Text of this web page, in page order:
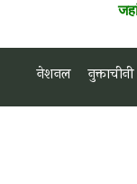
नेशनल नुक्ताचीनी